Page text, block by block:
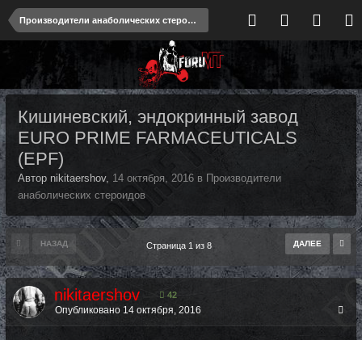
Производители анаболических стероидов
Кишиневский, эндокринный завод
EURO PRIME FARMACEUTICALS
(EPF)
Автор nikitaershov, 14 октября, 2016 в Производители
анаболических стероидов
НАЗАД ДАЛЕЕ
Страница 1 из 8
nikitaershov 42
Опубликовано 14 октября, 2016